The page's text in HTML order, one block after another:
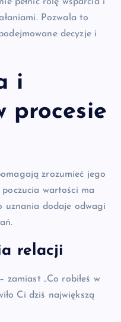
Pozwala to
decyzje i
i
procesie
zrozumieć jego
wartości ma
uznania dodaje odwagi
relacji
„Co robiłeś w
Ci dziś największą